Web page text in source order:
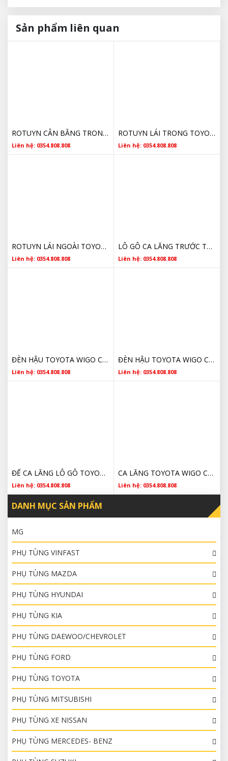
Sản phẩm liên quan
ROTUYN CÂN BẰNG TRONG TOYOTA WIGO HÀNG NHẬT CHẤT LƯỢNG TỐT
Liên hệ: 0354.808.808
ROTUYN LÁI TRONG TOYOTA WIGO HÀNG NHẬT CHẤT LƯỢNG TỐT
Liên hệ: 0354.808.808
ROTUYN LÁI NGOÀI TOYOTA WIGO CHÍNH HÃNG
Liên hệ: 0354.808.808
LÔ GÔ CA LĂNG TRƯỚC TOYOTA WIGO CHÍNH HÃNG GIÁ RẺ
Liên hệ: 0354.808.808
ĐÈN HẬU TOYOTA WIGO CHÍNH HÃNG GIÁ TỐT
Liên hệ: 0354.808.808
ĐÈN HẬU TOYOTA WIGO CHÍNH HÃNG GIÁ RẺ
Liên hệ: 0354.808.808
ĐẾ CA LĂNG LÔ GÔ TOYOTA WIGO CHÍNH HÃNG GIÁ RẺ
Liên hệ: 0354.808.808
CA LĂNG TOYOTA WIGO CHÍNH HÃNG GIÁ RẺ
Liên hệ: 0354.808.808
DANH MỤC SẢN PHẨM
MG
PHỤ TÙNG VINFAST
PHỤ TÙNG MAZDA
PHỤ TÙNG HYUNDAI
PHỤ TÙNG KIA
PHỤ TÙNG DAEWOO/CHEVROLET
PHỤ TÙNG FORD
PHỤ TÙNG TOYOTA
PHỤ TÙNG MITSUBISHI
PHỤ TÙNG XE NISSAN
PHỤ TÙNG MERCEDES- BENZ